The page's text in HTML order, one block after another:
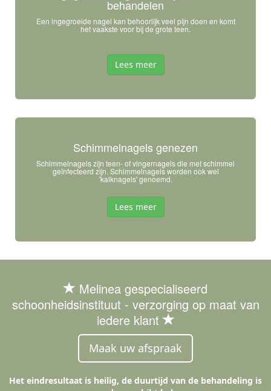
behandelen
Een ingegroeide nagel kan behoorlijk veel pijn doen en komt
het vaakste voor bij de grote teen.
Lees meer
Schimmelnagels genezen
Schimmelnagels zijn teen- of vingernagels die met schimmel
geïnfecteerd zijn. Schimmelnagels worden ook wel
'kalknagels' genoemd.
Lees meer
Melinea gespecialiseerd
schoonheidsinstituut - verzorging op maat van
iedere klant
Maak uw afspraak
Het eindresultaat is heilig, de duurtijd van de behandeling is